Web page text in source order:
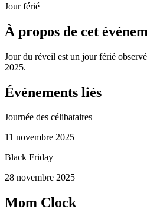
Jour férié
À propos de cet
Jour du réveil est un jour férié
2025.
Événements liés
Journée des célibataires
11 novembre 2025
Black Friday
28 novembre 2025
Mom Clock